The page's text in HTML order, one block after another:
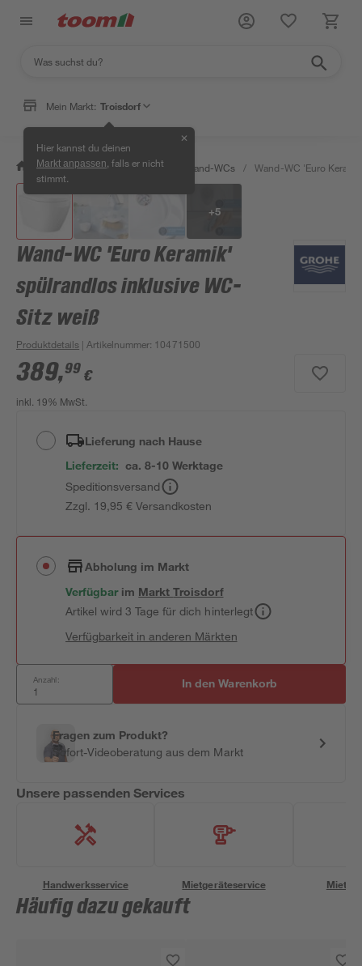
Mein Markt: Troisdorf
Hier kannst du deinen
Markt anpassen , falls er nicht
stimmt.
✕
/ Bad & Sanitär / Toiletten Wand-WCs / Wand-WC 'Euro
+5
Wand-WC 'Euro Keramik'
spülrandlos inklusive WC-
Sitz weiß
Produktdetails | Artikelnummer: 10471500
389,99 €
inkl. 19% MwSt.
Lieferung nach Hause
Lieferzeit: ca. 8-10 Werktage
Speditionsversand
Zzgl. 19,95 € Versandkosten
Abholung im Markt
Verfügbar im MarktTroisdorf
Artikel wird 3 Tage für dich hinterlegt
Verfügbarkeit in anderen Märkten
Anzahl: In den Warenkorb
Fragen zum Produkt?
Sofort-Videoberatung aus dem Markt
Unsere passenden Services
Handwerksservice Mietgeräteservice
Häufig dazu gekauft